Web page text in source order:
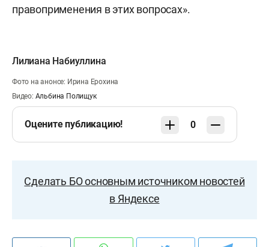
правоприменения в этих вопросах».
Лилиана Набиуллина
Фото на анонсе: Ирина Ерохина
Видео: Альбина Полищук
Оцените публикацию! 0
Сделать БО основным источником новостей
в Яндексе